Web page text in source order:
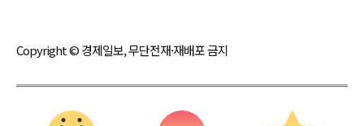
Copyright © 경제일보, 무단전재·재배포 금지